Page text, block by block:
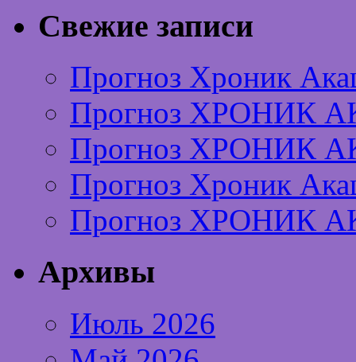
Свежие записи
Прогноз Хроник
Прогноз ХРОНИК
Прогноз ХРОНИК
Прогноз Хроник
Прогноз ХРОНИК
Архивы
Июль 2026